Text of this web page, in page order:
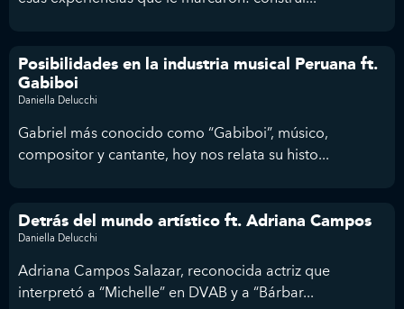
Posibilidades en la industria musical Peruana ft.
Gabiboi
Daniella Delucchi
Gabriel más conocido como “Gabiboi”, músico,
compositor y cantante, hoy nos relata su histo...
Detrás del mundo artístico ft. Adriana Campos
Daniella Delucchi
Adriana Campos Salazar, reconocida actriz que
interpretó a “Michelle” en DVAB y a “Bárbar...